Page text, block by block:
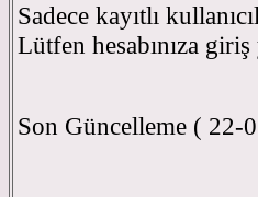
Sadece kayıtlı
Lütfen hesabınıza
Son Güncelleme ( 22-